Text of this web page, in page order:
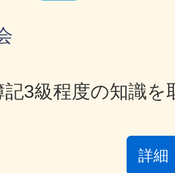
記3級程度の知識を
詳細